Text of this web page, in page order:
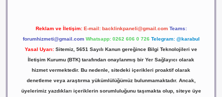
Reklam ve İletişim: E-mail: backlinkpaneli@gmail.com Teams:
forumhizmeti@gmail.com Whatsapp: 0262 606 0 726 Telegram: @karabul
Yasal Uyarı: Sitemiz, 5651 Sayılı Kanun gereğince Bilgi Teknolojileri ve
İletişim Kurumu (BTK) tarafından onaylanmış bir Yer Sağlayıcı olarak
hizmet vermektedir. Bu nedenle, sitedeki içerikleri proaktif olarak
denetleme veya araştırma yükümlülüğümüz bulunmamaktadır. Ancak,
üyelerimiz yazdıkları içeriklerin sorumluluğunu taşımakta olup, siteye üye